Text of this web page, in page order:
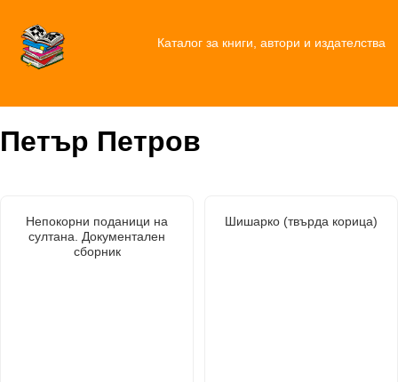
Каталог за книги, автори и издателства
Петър Петров
Непокорни поданици на
султана. Документален
сборник
Шишарко (твърда корица)